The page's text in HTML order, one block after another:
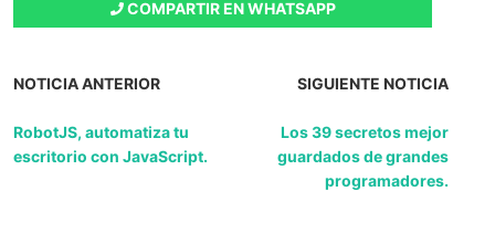
COMPARTIR EN WHATSAPP
NOTICIA ANTERIOR
RobotJS, automatiza tu
escritorio con JavaScript.
SIGUIENTE NOTICIA
Los 39 secretos mejor
guardados de grandes
programadores.